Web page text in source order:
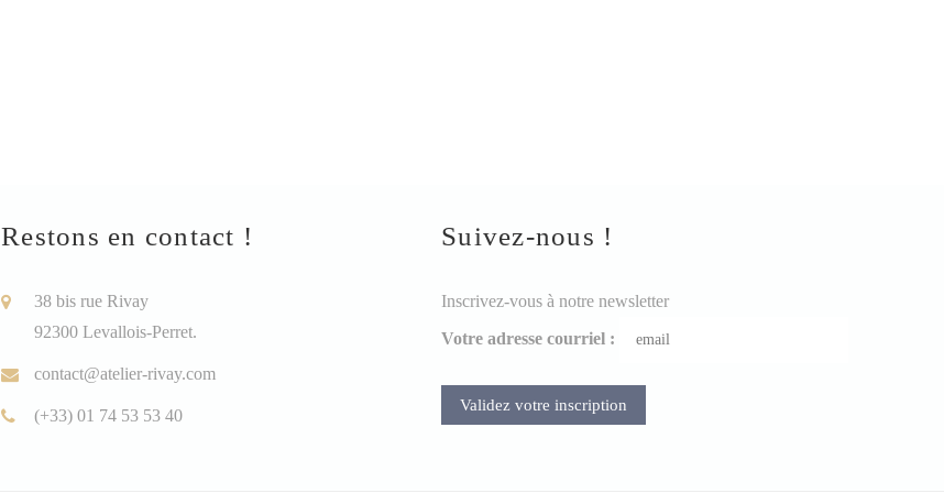
Restons en contact !
38 bis rue Rivay
92300 Levallois-Perret.
contact@atelier-rivay.com
(+33) 01 74 53 53 40
Suivez-nous !
Inscrivez-vous à notre newsletter
Votre adresse courriel :